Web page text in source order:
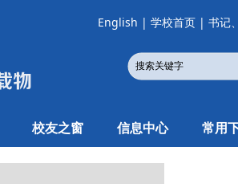
English | 学校首页 | 书记
校友之窗 信息中心 常用